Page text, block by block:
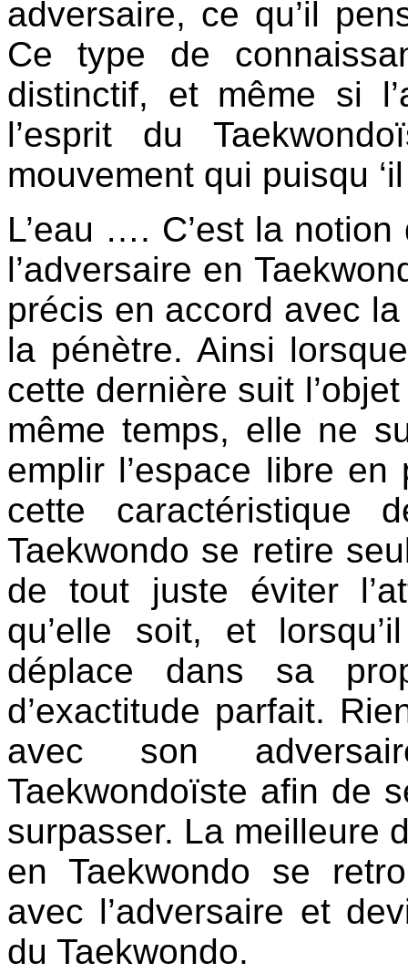
adversaire, ce qu’il
Ce type de
distinctif, et même si
l’esprit du
mouvement qui puisqu
L’eau …. C’est la
l’adversaire en
précis en accord avec
la pénètre. Ainsi
cette dernière suit
même temps, elle ne
emplir l’espace libre
cette caractéristique
Taekwondo se retire
de tout juste éviter
qu’elle soit, et
déplace dans sa
d’exactitude parfait.
avec son
Taekwondoïste afin de
surpasser. La meilleure
en Taekwondo se
avec l’adversaire et
du Taekwondo.